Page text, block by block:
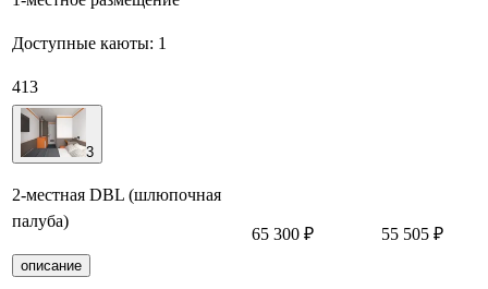
Доступные каюты: 1
413
3
2-местная DBL (шлюпочная
палуба)
описание
65 300 ₽ 55 505 ₽